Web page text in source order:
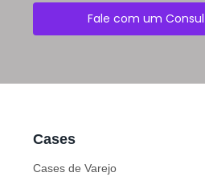
Fale com um
Cases
Cases de Varejo